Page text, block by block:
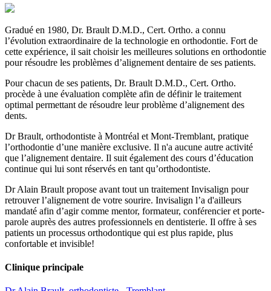
Gradué en 1980, Dr. Brault D.M.D., Cert. Ortho. a connu
l’évolution extraordinaire de la technologie en orthodontie. Fort de
cette expérience, il sait choisir les meilleures solutions en orthodontie
pour résoudre les problèmes d’alignement dentaire de ses patients.
Pour chacun de ses patients, Dr. Brault D.M.D., Cert. Ortho.
procède à une évaluation complète afin de définir le traitement
optimal permettant de résoudre leur problème d’alignement des
dents.
Dr Brault, orthodontiste à Montréal et Mont-Tremblant, pratique
l’orthodontie d’une manière exclusive. Il n'a aucune autre activité
que l’alignement dentaire. Il suit également des cours d’éducation
continue qui lui sont réservés en tant qu’orthodontiste.
Dr Alain Brault propose avant tout un traitement Invisalign pour
retrouver l’alignement de votre sourire. Invisalign l’a d'ailleurs
mandaté afin d’agir comme mentor, formateur, conférencier et porte-
parole auprès des autres professionnels en dentisterie. Il offre à ses
patients un processus orthodontique qui est plus rapide, plus
confortable et invisible!
Clinique principale